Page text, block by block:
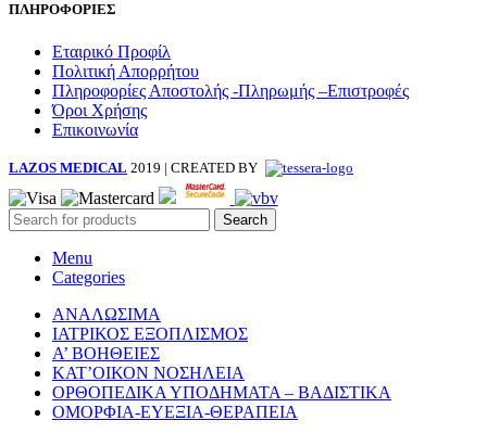
ΠΛΗΡΟΦΟΡΙΕΣ
Εταιρικό Προφίλ
Πολιτική Απορρήτου
Πληροφορίες Αποστολής -Πληρωμής –Επιστροφές
Όροι Χρήσης
Επικοινωνία
LAZOS MEDICAL 2019 | CREATED BY
Search
Menu
Categories
ΑΝΑΛΩΣΙΜΑ
ΙΑΤΡΙΚΟΣ ΕΞΟΠΛΙΣΜΟΣ
Α’ ΒΟΗΘΕΙΕΣ
ΚΑΤ’ΟΙΚΟΝ ΝΟΣΗΛΕΙΑ
ΟΡΘΟΠΕΔΙΚΑ ΥΠΟΔΗΜΑΤΑ – ΒΑΔΙΣΤΙΚΑ
ΟΜΟΡΦΙΑ-ΕΥΕΞΙΑ-ΘΕΡΑΠΕΙΑ